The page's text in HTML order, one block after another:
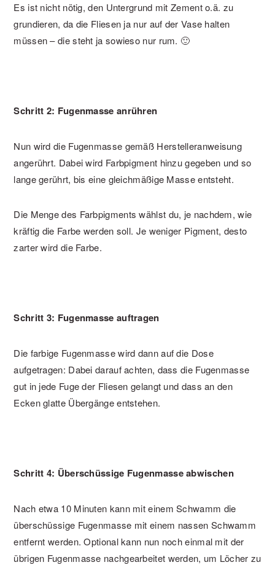
Es ist nicht nötig, den Untergrund mit Zement o.ä. zu
grundieren, da die Fliesen ja nur auf der Vase halten
müssen – die steht ja sowieso nur rum. 🙂
Schritt 2: Fugenmasse anrühren
Nun wird die Fugenmasse gemäß Herstelleranweisung
angerührt. Dabei wird Farbpigment hinzu gegeben und so
lange gerührt, bis eine gleichmäßige Masse entsteht.
Die Menge des Farbpigments wählst du, je nachdem, wie
kräftig die Farbe werden soll. Je weniger Pigment, desto
zarter wird die Farbe.
Schritt 3: Fugenmasse auftragen
Die farbige Fugenmasse wird dann auf die Dose
aufgetragen: Dabei darauf achten, dass die Fugenmasse
gut in jede Fuge der Fliesen gelangt und dass an den
Ecken glatte Übergänge entstehen.
Schritt 4: Überschüssige Fugenmasse abwischen
Nach etwa 10 Minuten kann mit einem Schwamm die
überschüssige Fugenmasse mit einem nassen Schwamm
entfernt werden. Optional kann nun noch einmal mit der
übrigen Fugenmasse nachgearbeitet werden, um Löcher zu